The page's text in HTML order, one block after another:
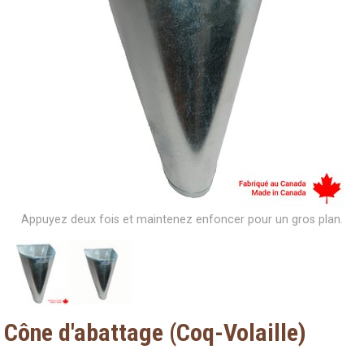
Appuyez deux fois et maintenez enfoncer pour un gros plan.
Cône d'abattage (Coq-Volaille)